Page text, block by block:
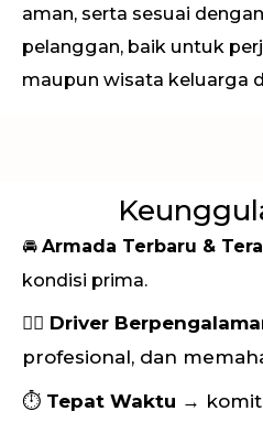
aman, serta sesuai
pelanggan, baik untuk
maupun wisata keluarga
🚘 Armada Terbaru &
kondisi prima.
👨‍✈️ Driver
profesional, dan
⏱ Tepat Waktu →